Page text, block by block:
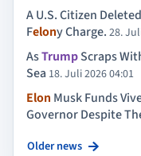
A U.S. Citizen
Felony Charge. 28.
AsTrumpScraps
Sea 18. Juli 2026 04:01
Elon Musk Funds
Governor Despite
Older news